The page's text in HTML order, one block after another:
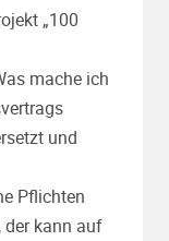
„100
mache ich
und
Pflichten
kann auf